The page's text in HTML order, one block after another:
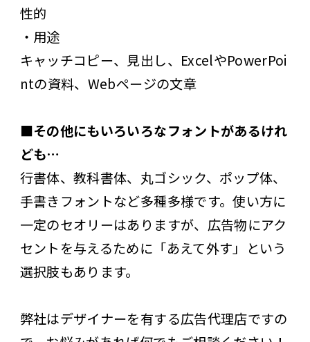
性的
・用途
キャッチコピー、見出し、ExcelやPowerPoi
ntの資料、Webページの文章
■その他にもいろいろなフォントがあるけれ
ども…
行書体、教科書体、丸ゴシック、ポップ体、
手書きフォントなど多種多様です。使い方に
一定のセオリーはありますが、広告物にアク
セントを与えるために「あえて外す」という
選択肢もあります。
弊社はデザイナーを有する広告代理店ですの